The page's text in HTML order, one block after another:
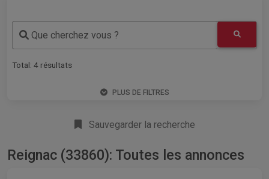
Que cherchez vous ?
Total: 4 résultats
PLUS DE FILTRES
Sauvegarder la recherche
Reignac (33860): Toutes les annonces